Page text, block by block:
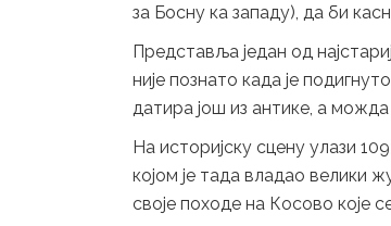
за Босну ка западу), да би
Представља један од
није познато када је
датира још из антике, а можда
На историјску сцену улази
којом је тада владао велики
своје походе на Косово које